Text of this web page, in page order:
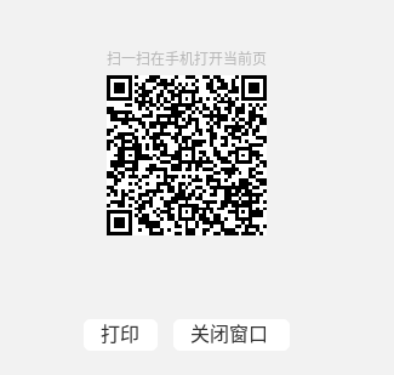
扫一扫在手机打开当前页
打印 关闭窗口